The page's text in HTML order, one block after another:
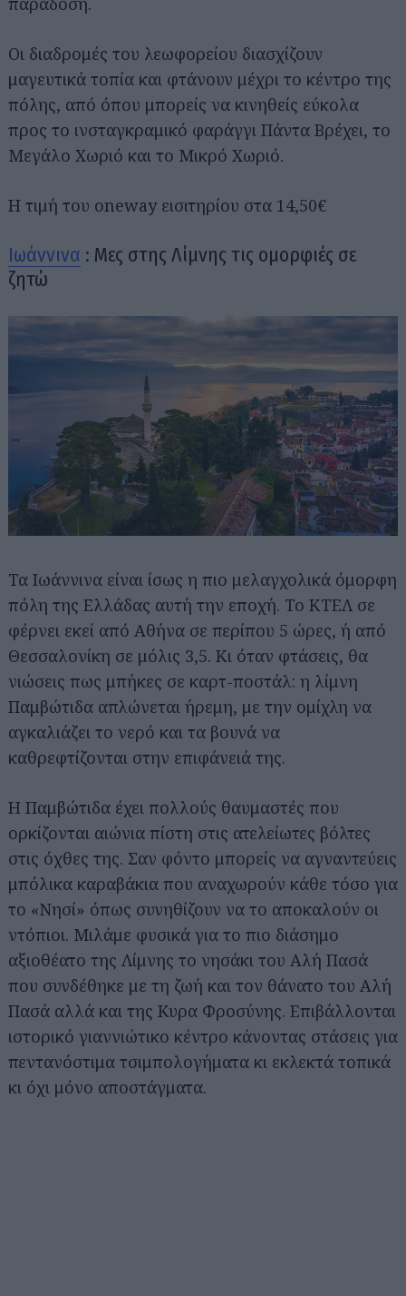
Οι διαδρομές του λεωφορείου διασχίζουν
μαγευτικά τοπία και φτάνουν μέχρι το κέντρο της
πόλης, από όπου μπορείς να κινηθείς εύκολα
προς το ινσταγκραμικό φαράγγι Πάντα Βρέχει, το
Μεγάλο Χωριό και το Μικρό Χωριό.
Η τιμή του oneway εισιτηρίου στα 14,50€
Ιωάννινα : Μες στης Λίμνης τις ομορφιές σε
ζητώ
Τα Ιωάννινα είναι ίσως η πιο μελαγχολικά όμορφη
πόλη της Ελλάδας αυτή την εποχή. Το ΚΤΕΛ σε
φέρνει εκεί από Αθήνα σε περίπου 5 ώρες, ή από
Θεσσαλονίκη σε μόλις 3,5. Κι όταν φτάσεις, θα
νιώσεις πως μπήκες σε καρτ-ποστάλ: η λίμνη
Παμβώτιδα απλώνεται ήρεμη, με την ομίχλη να
αγκαλιάζει το νερό και τα βουνά να
καθρεφτίζονται στην επιφάνειά της.
Η Παμβώτιδα έχει πολλούς θαυμαστές που
ορκίζονται αιώνια πίστη στις ατελείωτες βόλτες
στις όχθες της. Σαν φόντο μπορείς να αγναντεύεις
μπόλικα καραβάκια που αναχωρούν κάθε τόσο για
το «Νησί» όπως συνηθίζουν να το αποκαλούν οι
ντόπιοι. Μιλάμε φυσικά για το πιο διάσημο
αξιοθέατο της Λίμνης το νησάκι του Αλή Πασά
που συνδέθηκε με τη ζωή και τον θάνατο του Αλή
Πασά αλλά και της Κυρα Φροσύνης. Επιβάλλονται
ιστορικό γιαννιώτικο κέντρο κάνοντας στάσεις για
πεντανόστιμα τσιμπολογήματα κι εκλεκτά τοπικά
κι όχι μόνο αποστάγματα.